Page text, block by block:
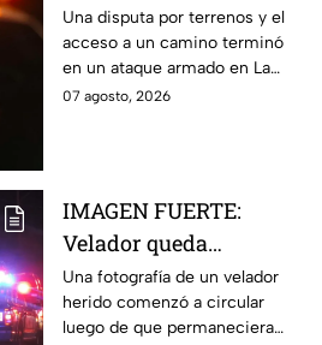
ataque armado en
Chihuahua; padre
muere y su hijo queda
herido
Una disputa por terrenos y el
acceso a un camino terminó
en un ataque armado en La
Regina, Chihuahua, donde un
07 agosto, 2026
IMAGEN FUERTE:
Velador queda
gravemente herido tras
ataque con arma
Una fotografía de un velador
herido comenzó a circular
luego de que permaneciera